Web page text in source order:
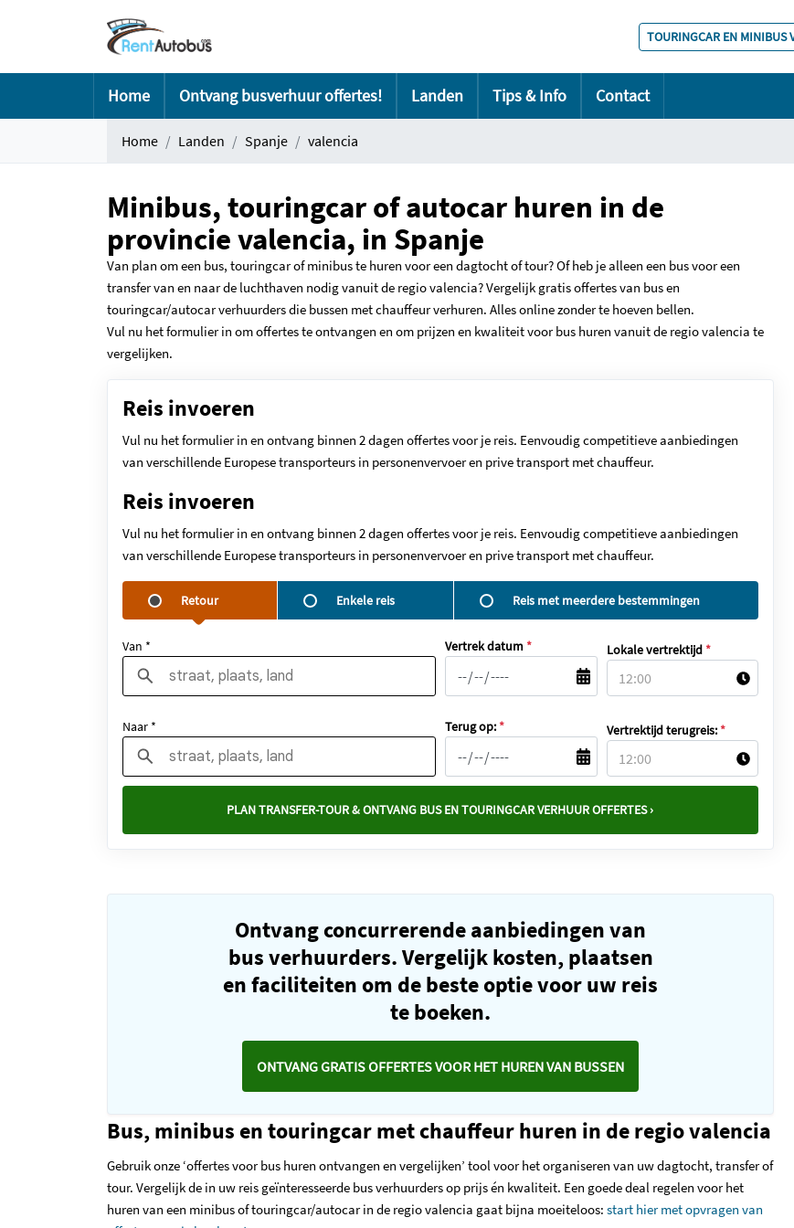
TOURINGCAR EN MINIBUS
Home Ontvang busverhuur offertes! Landen Tips & Info Contact
Home Landen Spanje valencia
Minibus, touringcar of autocar huren in de
provincie valencia, in Spanje
Van plan om een bus, touringcar of minibus te huren voor een dagtocht of tour? Of heb je alleen een bus voor een
transfer van en naar de luchthaven nodig vanuit de regio valencia? Vergelijk gratis offertes van bus en
touringcar/autocar verhuurders die bussen met chauffeur verhuren. Alles online zonder te hoeven bellen.
Vul nu het formulier in om offertes te ontvangen en om prijzen en kwaliteit voor bus huren vanuit de regio valencia te
vergelijken.
Reis invoeren
Vul nu het formulier in en ontvang binnen 2 dagen offertes voor je reis. Eenvoudig competitieve aanbiedingen
van verschillende Europese transporteurs in personenvervoer en prive transport met chauffeur.
Reis invoeren
Vul nu het formulier in en ontvang binnen 2 dagen offertes voor je reis. Eenvoudig competitieve aanbiedingen
van verschillende Europese transporteurs in personenvervoer en prive transport met chauffeur.
Retour Enkele reis Reis met meerdere bestemmingen
Van * Vertrek datum * Lokale vertrektijd *
Naar * Terug op: * Vertrektijd terugreis: *
PLAN TRANSFER-TOUR & ONTVANG BUS EN TOURINGCAR VERHUUR OFFERTES ›
Ontvang concurrerende aanbiedingen van
bus verhuurders. Vergelijk kosten, plaatsen
en faciliteiten om de beste optie voor uw reis
te boeken.
ONTVANG GRATIS OFFERTES VOOR HET HUREN VAN BUSSEN
Bus, minibus en touringcar met chauffeur huren in de regio valencia
Gebruik onze ‘offertes voor bus huren ontvangen en vergelijken’ tool voor het organiseren van uw dagtocht, transfer of
tour. Vergelijk de in uw reis geïnteresseerde bus verhuurders op prijs én kwaliteit. Een goede deal regelen voor het
huren van een minibus of touringcar/autocar in de regio valencia gaat bijna moeiteloos: start hier met opvragen van